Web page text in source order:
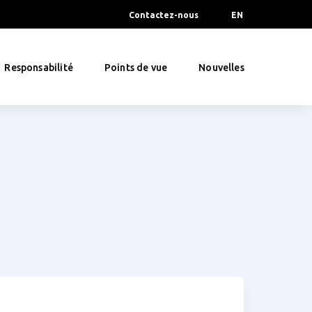
Contactez-nous EN
Responsabilité Points de vue Nouvelles